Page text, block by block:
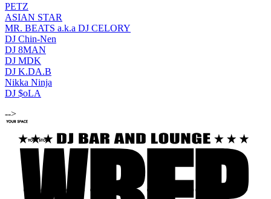
PETZ
ASIAN STAR
MR. BEATS a.k.a DJ CELORY
DJ Chin-Nen
DJ 8MAN
DJ MDK
DJ K.DA.B
Nikka Ninja
DJ $oLA
-->